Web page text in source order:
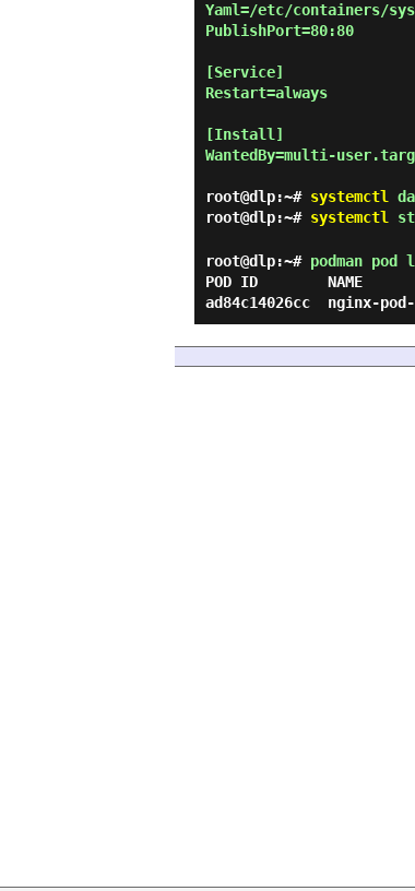
Yaml=/etc/containers/
PublishPort=80:80
[Service]
Restart=always
[Install]
WantedBy=multi-
root@dlp:~# systemctl
root@dlp:~# systemctl
root@dlp:~# podman pod
POD ID        NAME